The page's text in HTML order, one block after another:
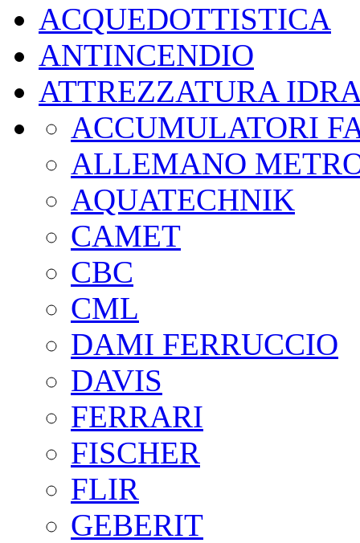
ACQUEDOTTISTICA
ANTINCENDIO
ATTREZZATURA
ACCUMULATORI
ALLEMANO
AQUATECHNIK
CAMET
CBC
CML
DAMI FERRUCCIO
DAVIS
FERRARI
FISCHER
FLIR
GEBERIT